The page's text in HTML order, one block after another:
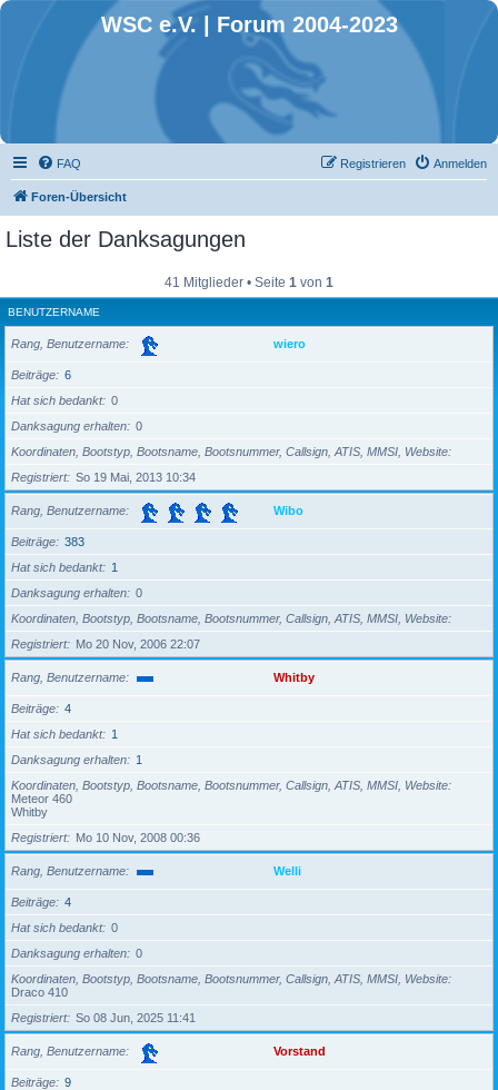
WSC e.V. | Forum 2004-2023
FAQ Anmelden
Registrieren
Foren-Übersicht
Liste der Danksagungen
41 Mitglieder • Seite 1 von 1
BENUTZERNAME
Rang, Benutzername wiero
Beiträge
6
Hat sich bedankt
0
Danksagung erhalten
0
Koordinaten, Bootstyp, Bootsname, Bootsnummer, Callsign, ATIS, MMSI, Website
Registriert
So 19 Mai, 2013 10:34
Rang, Benutzername Wibo
Beiträge
383
Hat sich bedankt
1
Danksagung erhalten
0
Koordinaten, Bootstyp, Bootsname, Bootsnummer, Callsign, ATIS, MMSI, Website
Registriert
Mo 20 Nov, 2006 22:07
Rang, Benutzername Whitby
Beiträge
4
Hat sich bedankt
1
Danksagung erhalten
1
Koordinaten, Bootstyp, Bootsname, Bootsnummer, Callsign, ATIS, MMSI, Website
Meteor 460
Whitby
Registriert
Mo 10 Nov, 2008 00:36
Rang, Benutzername Welli
Beiträge
4
Hat sich bedankt
0
Danksagung erhalten
0
Koordinaten, Bootstyp, Bootsname, Bootsnummer, Callsign, ATIS, MMSI, Website
Draco 410
Registriert
So 08 Jun, 2025 11:41
Rang, Benutzername Vorstand
Beiträge
9